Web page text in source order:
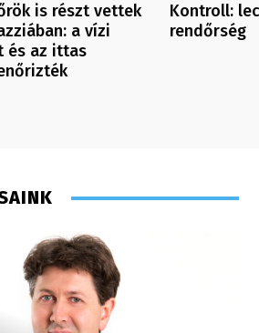
is részt vettek
a vízi
és az ittas
Kontroll:
rendőrség